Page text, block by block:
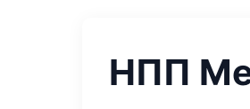
НПП